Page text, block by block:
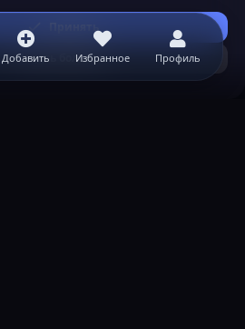
Добавить Избранное Профиль
Принять
Узнать больше...